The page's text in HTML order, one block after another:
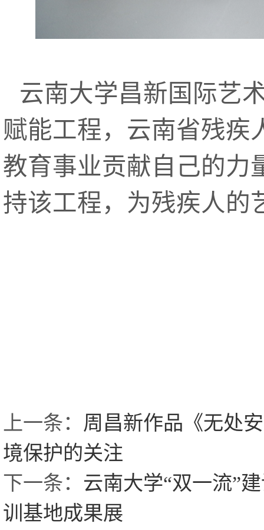
云南大学昌新国际艺
赋能工程，云南省残疾
教育事业贡献自己的力
持该工程，为残疾人的
上一条： 周昌新作品《无处
境保护的关注
下一条： 云南大学“双一流”
训基地成果展